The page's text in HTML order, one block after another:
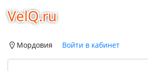
VelQ.ru
Мордовия Войти в кабинет